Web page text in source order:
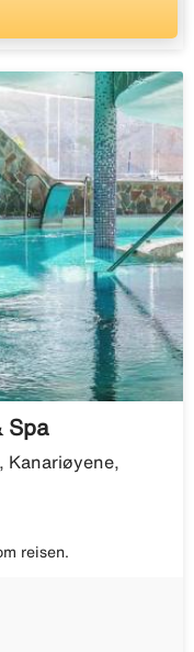
Spa
Kanariøyene,
reisen.